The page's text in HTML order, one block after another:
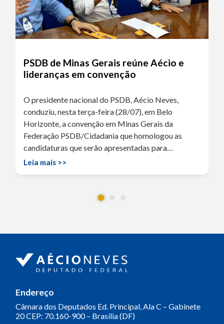
PSDB de Minas Gerais reúne Aécio e
lideranças em convenção
O presidente nacional do PSDB, Aécio Neves,
conduziu, nesta terça-feira (28/07), em Belo
Horizonte, a convenção em Minas Gerais da
Federação PSDB/Cidadania que homologou as
candidaturas que serão apresentadas para…
Leia mais >>
Endereço
Câmara dos Deputados Ed. Principal, Ala C – Gabinete
20CEP: 70.160-900 – Brasília (DF)